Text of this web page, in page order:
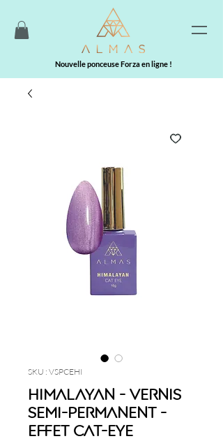
Nouvelle ponceuse Forza en ligne !
SKU : VSPCEHI
Himalayan - Vernis
semi-permanent -
Effet Cat-Eye